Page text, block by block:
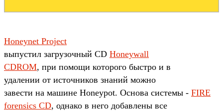
Honeynet Project
выпустил загрузочный CD Honeywall
CDROM, при помощи которого быстро и в
удалении от источников знаний можно
завести на машине Honeypot. Основа системы - FIRE
forensics CD, однако в него добавлены все